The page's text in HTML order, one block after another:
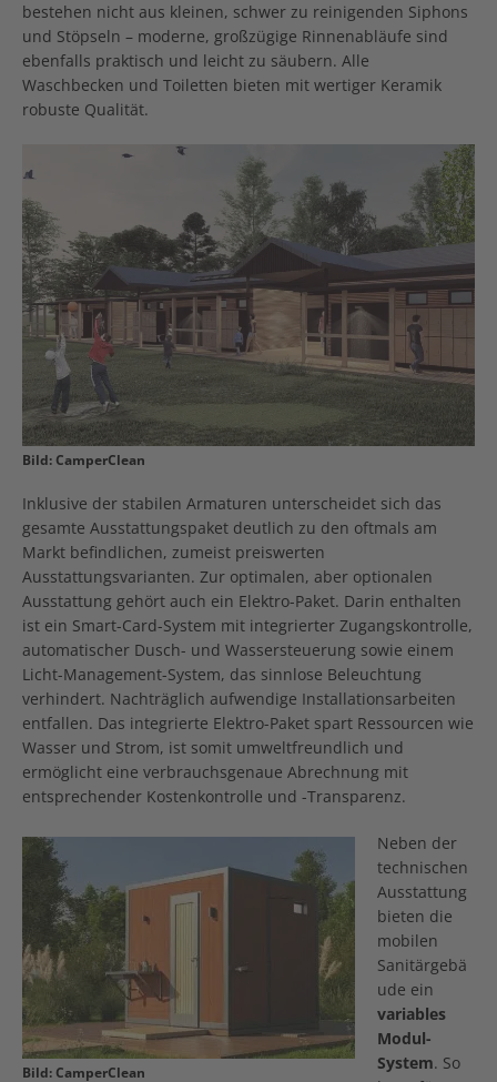
bestehen nicht aus kleinen, schwer zu reinigenden Siphons
und Stöpseln – moderne, großzügige Rinnenabläufe sind
ebenfalls praktisch und leicht zu säubern. Alle
Waschbecken und Toiletten bieten mit wertiger Keramik
robuste Qualität.
Bild: CamperClean
Inklusive der stabilen Armaturen unterscheidet sich das
gesamte Ausstattungspaket deutlich zu den oftmals am
Markt befindlichen, zumeist preiswerten
Ausstattungsvarianten. Zur optimalen, aber optionalen
Ausstattung gehört auch ein Elektro-Paket. Darin enthalten
ist ein Smart-Card-System mit integrierter Zugangskontrolle,
automatischer Dusch- und Wassersteuerung sowie einem
Licht-Management-System, das sinnlose Beleuchtung
verhindert. Nachträglich aufwendige Installationsarbeiten
entfallen. Das integrierte Elektro-Paket spart Ressourcen wie
Wasser und Strom, ist somit umweltfreundlich und
ermöglicht eine verbrauchsgenaue Abrechnung mit
entsprechender Kostenkontrolle und -Transparenz.
Bild: CamperClean
Neben der
technischen
Ausstattung
bieten die
mobilen
Sanitärgebä
ude ein
variables
Modul-
System. So